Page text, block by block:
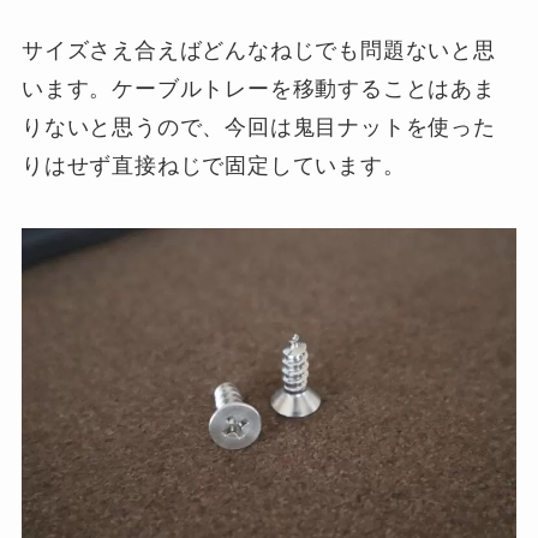
サイズさえ合えばどんなねじでも問題ないと思
います。ケーブルトレーを移動することはあま
りないと思うので、今回は鬼目ナットを使った
りはせず直接ねじで固定しています。